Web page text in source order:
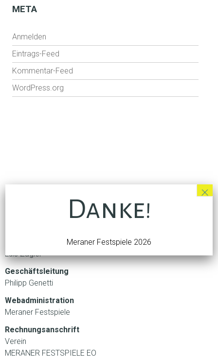
C
E
R
S
C
H
A
E
META
Anmelden
Eintrags-Feed
Kommentar-Feed
WordPress.org
Luis Zagler
Geschäftsleitung
Philipp Genetti
Webadministration
Meraner Festspiele
Rechnungsanschrift
Verein
MERANER FESTSPIELE EO
Danke!
Meraner Festspiele 2026
×